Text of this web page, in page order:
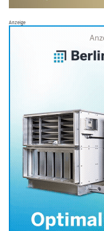
Anzeige